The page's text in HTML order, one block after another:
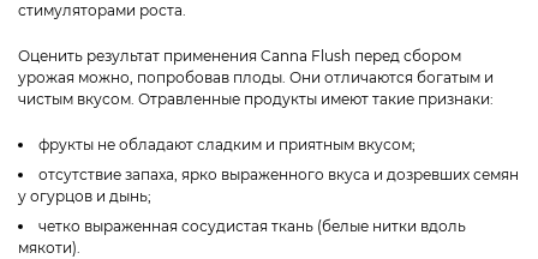
стимуляторами роста.
Оценить результат применения Canna Flush перед сбором
урожая можно, попробовав плоды. Они отличаются богатым и
чистым вкусом. Отравленные продукты имеют такие признаки:
фрукты не обладают сладким и приятным вкусом;
отсутствие запаха, ярко выраженного вкуса и дозревших семян
у огурцов и дынь;
четко выраженная сосудистая ткань (белые нитки вдоль
мякоти).